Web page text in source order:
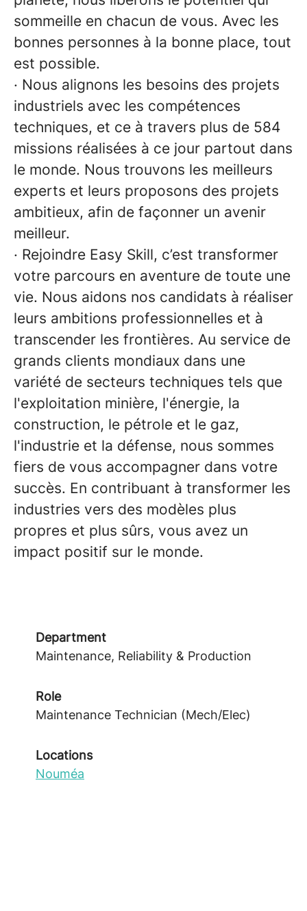
sommeille en chacun de vous. Avec les
bonnes personnes à la bonne place, tout
est possible.
· Nous alignons les besoins des projets
industriels avec les compétences
techniques, et ce à travers plus de 584
missions réalisées à ce jour partout dans
le monde. Nous trouvons les meilleurs
experts et leurs proposons des projets
ambitieux, afin de façonner un avenir
meilleur.
· Rejoindre Easy Skill, c’est transformer
votre parcours en aventure de toute une
vie. Nous aidons nos candidats à réaliser
leurs ambitions professionnelles et à
transcender les frontières. Au service de
grands clients mondiaux dans une
variété de secteurs techniques tels que
l'exploitation minière, l'énergie, la
construction, le pétrole et le gaz,
l'industrie et la défense, nous sommes
fiers de vous accompagner dans votre
succès. En contribuant à transformer les
industries vers des modèles plus
propres et plus sûrs, vous avez un
impact positif sur le monde.
Department
Maintenance, Reliability & Production
Role
Maintenance Technician (Mech/Elec)
Locations
Nouméa